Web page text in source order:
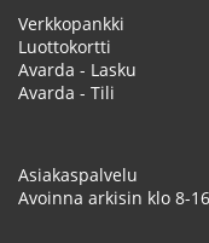
Verkkopankki
Luottokortti
Avarda - Lasku
Avarda - Tili
Asiakaspalvelu
Avoinna arkisin klo 8-